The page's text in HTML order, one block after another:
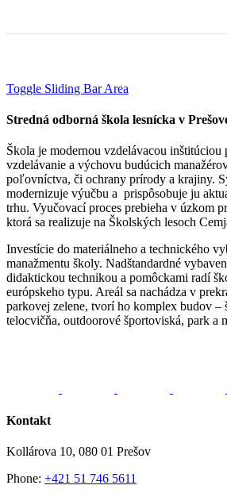
Toggle Sliding Bar Area
Stredná odborná škola lesnícka v
Škola je modernou vzdelávacou inštitúciou
vzdelávanie a výchovu budúcich
poľovníctva, či ochrany prírody a krajiny.
modernizuje výučbu a prispôsobuje ju
trhu. Vyučovací proces prebieha v úzkom
ktorá sa realizuje na Školských lesoch
Investície do materiálneho a technického
manažmentu školy. Nadštandardné
didaktickou technikou a pomôckami radí
európskeho typu. Areál sa nachádza v
parkovej zelene, tvorí ho komplex budov –
telocvičňa, outdoorové športoviská, park a
Kontakt
Kollárova 10, 080 01 Prešov
Phone: +421 51 746 5611